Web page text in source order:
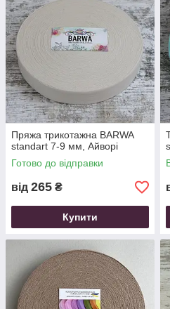
Пряжа трикотажна ВARWA
standart 7-9 мм, Айворі
Готово до відправки
від 265 ₴
Купити